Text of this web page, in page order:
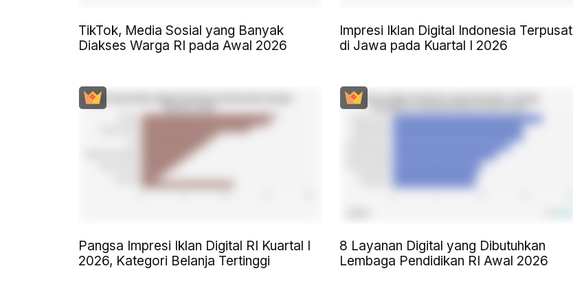
TikTok, Media Sosial yang Banyak
Diakses Warga RI pada Awal 2026
Impresi Iklan Digital Indonesia Terpusat
di Jawa pada Kuartal I 2026
Pangsa Impresi Iklan Digital RI Kuartal I
2026, Kategori Belanja Tertinggi
8 Layanan Digital yang Dibutuhkan
Lembaga Pendidikan RI Awal 2026